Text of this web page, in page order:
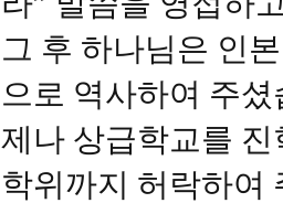
그 후 하나님은 인
으로 역사하여 주
제나 상급학교를
학위까지 허락하여